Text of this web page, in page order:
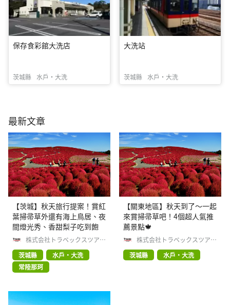
保存食彩館大洗店
茨城縣 水戶・大洗
大洗站
茨城縣 水戶・大洗
最新文章
【茨城】秋天旅行提案！賞紅
葉掃帚草外還有海上鳥居、夜
間燈光秀、香甜梨子吃到飽
株式会社トラベックスツアー
ズ
茨城縣
水戶・大洗
常陸那珂
【關東地區】秋天到了～一起
來賞掃帚草吧！4個超人氣推
薦景點🍁
株式会社トラベックスツアー
ズ
茨城縣
水戶・大洗